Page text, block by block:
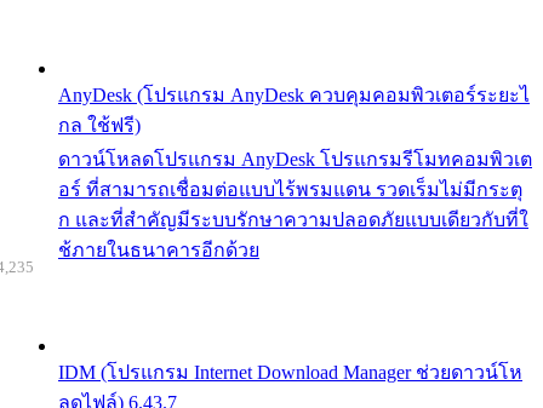
AnyDesk (โปรแกรม AnyDesk ควบคุมคอมพิวเตอร์ระยะไ
กล ใช้ฟรี)
ดาวน์โหลดโปรแกรม AnyDesk โปรแกรมรีโมทคอมพิวเต
อร์ ที่สามารถเชื่อมต่อแบบไร้พรมแดน รวดเร็มไม่มีกระตุ
ก และที่สำคัญมีระบบรักษาความปลอดภัยแบบเดียวกับที่ใ
ช้ภายในธนาคารอีกด้วย
IDM (โปรแกรม Internet Download Manager ช่วยดาวน์โห
ลดไฟล์) 6.43.7